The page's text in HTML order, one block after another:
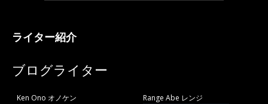
ライター紹介
ブログライター
Ken Ono オノケン Range Abe レンジ